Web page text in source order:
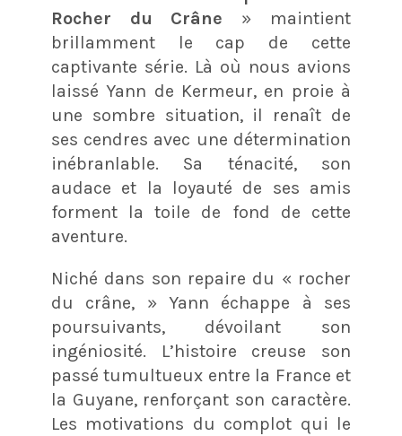
Rocher du Crâne » maintient
brillamment le cap de cette
captivante série. Là où nous avions
laissé Yann de Kermeur, en proie à
une sombre situation, il renaît de
ses cendres avec une détermination
inébranlable. Sa ténacité, son
audace et la loyauté de ses amis
forment la toile de fond de cette
aventure.
Niché dans son repaire du « rocher
du crâne, » Yann échappe à ses
poursuivants, dévoilant son
ingéniosité. L’histoire creuse son
passé tumultueux entre la France et
la Guyane, renforçant son caractère.
Les motivations du complot qui le